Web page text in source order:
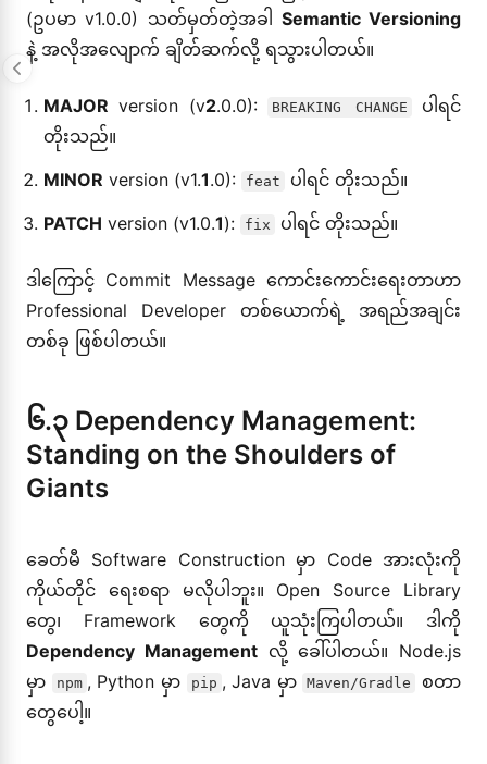
(ဥပမာ v1.0.0) သတ်မှတ်တဲ့အခါ Semantic Versioning
နဲ့ အလိုအလျောက် ချိတ်ဆက်လို့ ရသွားပါတယ်။
MAJOR version (v2.0.0): BREAKING CHANGE
ပါရင်
တိုးသည်။
MINOR version (v1.1.0): feat
ပါရင် တိုးသည်။
PATCH version (v1.0.1): fix ပါရင် တိုးသည်။
ဒါကြောင့် Commit Message ကောင်းကောင်းရေးတာဟာ
Professional Developer တစ်ယောက်ရဲ့ အရည်အချင်း
တစ်ခု ဖြစ်ပါတယ်။
၆.၃ Dependency Management:
Standing on the Shoulders of
Giants
ခေတ်မီ Software Construction မှာ Code အားလုံးကို
ကိုယ်တိုင် ရေးစရာ မလိုပါဘူး။ Open Source Library
တွေ၊ Framework တွေကို ယူသုံးကြပါတယ်။ ဒါကို
Dependency Managementလို့ ခေါ်ပါတယ်။ Node.js
မှာ
npm , Python မှာ pip , Java မှာ Maven/Gradle
စတာ
တွေပေါ့။